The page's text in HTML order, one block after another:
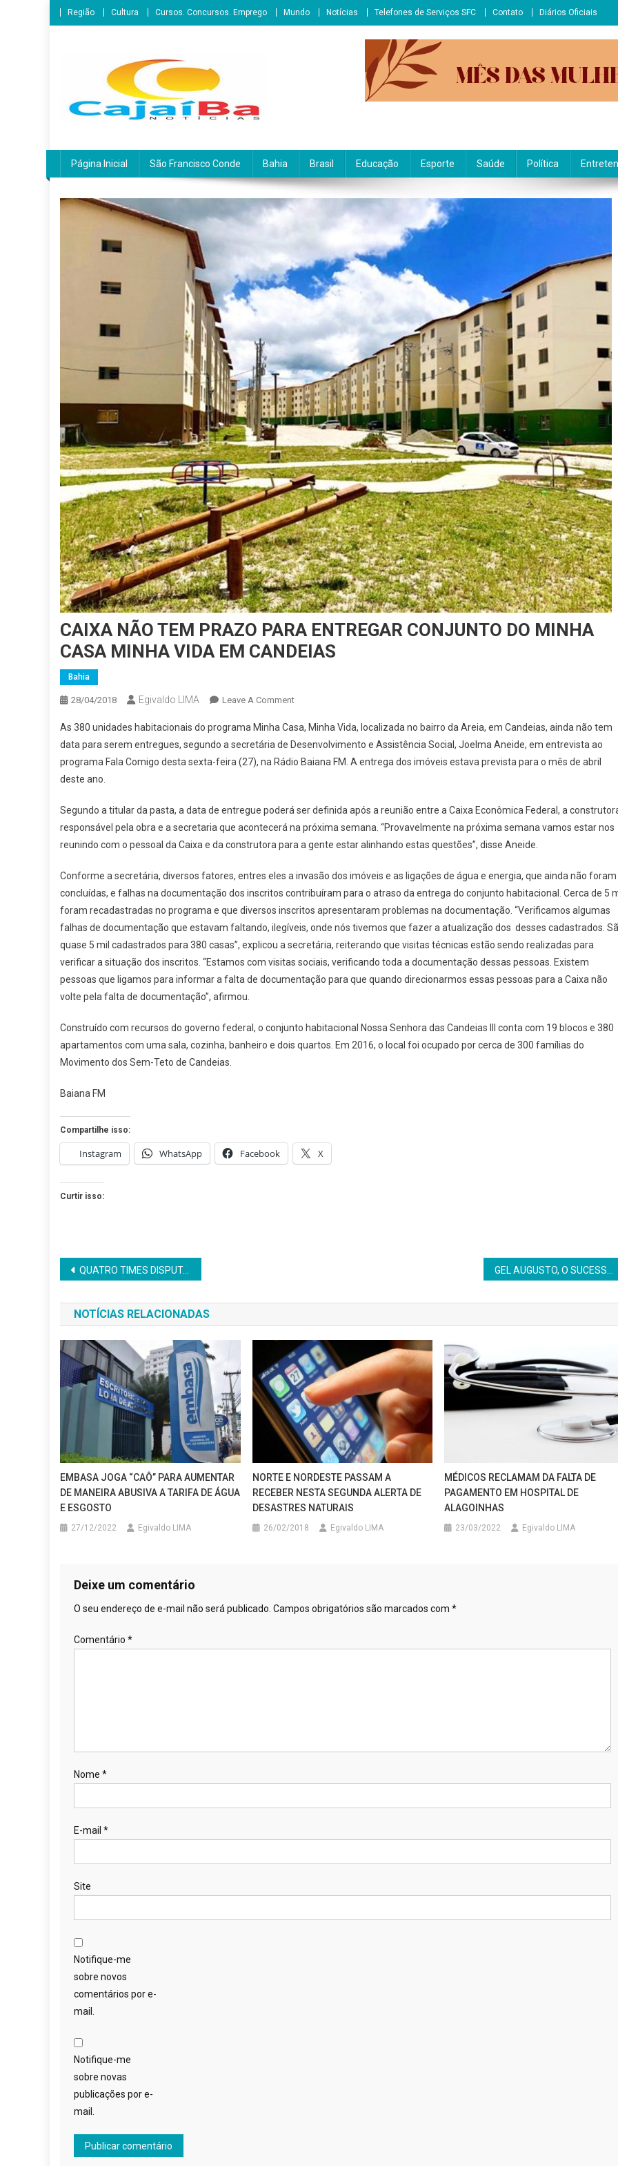
Skip
to
Região Cultura Cursos. Concursos. Emprego Mundo Notícias Telefones de Serviços SFC Contato Diários Oficiais
Página Inicial São Francisco Conde Bahia Brasil Educação Esporte Saúde Política
CAIXA NÃO TEM PRAZO PARA ENTREGAR CONJUNTO DO MINHA
CASA MINHA VIDA EM CANDEIAS
Bahia
28/04/2018 Egivaldo LIMA Leave A CommentOn
NÃO
TEM
PRAZO
CONJUNTO
DO
MINHA
MINHA
VIDA
EM
CANDEIAS
As 380 unidades habitacionais do programa Minha Casa, Minha Vida, localizada no bairro da Areia, em Candeias, ainda não tem
data para serem entregues, segundo a secretária de Desenvolvimento e Assistência Social, Joelma Aneide, em entrevista ao
programa Fala Comigo desta sexta-feira (27), na Rádio Baiana FM. A entrega dos imóveis estava prevista para o mês de abril
deste ano.
Segundo a titular da pasta, a data de entregue poderá ser definida após a reunião entre a Caixa Econômica Federal, a
responsável pela obra e a secretaria que acontecerá na próxima semana. “Provavelmente na próxima semana vamos estar nos
reunindo com o pessoal da Caixa e da construtora para a gente estar alinhando estas questões”, disse Aneide.
Conforme a secretária, diversos fatores, entres eles a invasão dos imóveis e as ligações de água e energia, que ainda não foram
concluídas, e falhas na documentação dos inscritos contribuíram para o atraso da entrega do conjunto habitacional. Cerca de 5
foram recadastradas no programa e que diversos inscritos apresentaram problemas na documentação. “Verificamos algumas
falhas de documentação que estavam faltando, ilegíveis, onde nós tivemos que fazer a atualização dos desses cadastrados.
quase 5 mil cadastrados para 380 casas”, explicou a secretária, reiterando que visitas técnicas estão sendo realizadas para
verificar a situação dos inscritos. “Estamos com visitas sociais, verificando toda a documentação dessas pessoas. Existem
pessoas que ligamos para informar a falta de documentação para que quando direcionarmos essas pessoas para a Caixa não
volte pela falta de documentação”, afirmou.
Construído com recursos do governo federal, o conjunto habitacional Nossa Senhora das Candeias III conta com 19 blocos e 380
apartamentos com uma sala, cozinha, banheiro e dois quartos. Em 2016, o local foi ocupado por cerca de 300 famílias do
Movimento dos Sem-Teto de Candeias.
Baiana FM
Compartilhe isso:
Instagram WhatsApp Facebook X
Curtir isso:
Navegação
de
Post
QUATRO TIMES DISPUTAM TRÊS VAGAS NA SEGUNDA FASE DA COPA DA MURIBECA
NOTÍCIAS RELACIONADAS
EMBASA JOGA “CAÔ” PARA AUMENTAR
DE MANEIRA ABUSIVA A TARIFA DE ÁGUA
E ESGOSTO
27/12/2022 Egivaldo LIMA
NORTE E NORDESTE PASSAM A
RECEBER NESTA SEGUNDA ALERTA DE
DESASTRES NATURAIS
26/02/2018 Egivaldo LIMA
MÉDICOS RECLAMAM DA FALTA DE
PAGAMENTO EM HOSPITAL DE
ALAGOINHAS
23/03/2022 Egivaldo LIMA
Deixe um comentário
O seu endereço de e-mail não será publicado. Campos obrigatórios são marcados com *
Comentário *
Nome *
E-mail *
Site
Notifique-me
sobre novos
comentários por e-
mail.
Notifique-me
sobre novas
publicações por e-
mail.